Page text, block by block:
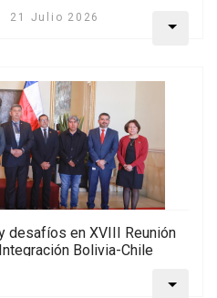
21 Julio 2026
desafíos en XVIII Reunión
Bolivia-Chile